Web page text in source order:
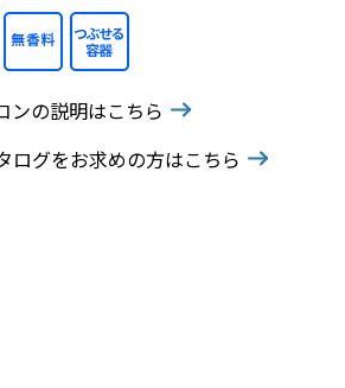
ンの説明はこちら
ログをお求めの方はこちら